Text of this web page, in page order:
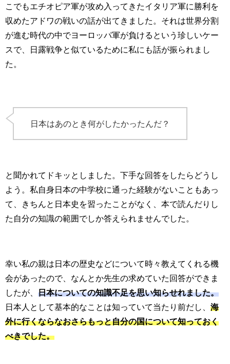
こでもエチオピア軍が攻め入ってきたイタリア軍に勝利を
収めたアドワの戦いの話が出てきました。それは世界分割
が進む時代の中でヨーロッパ軍が負けるという珍しいケー
スで、日露戦争と似ているために私にも話が振られまし
た。
日本はあのとき何がしたかったんだ？
と聞かれてドキッとしました。下手な回答をしたらどうし
よう。私自身日本の中学校に通った経験がないこともあっ
て、きちんと日本史を習ったことがなく、本で読んだりし
た自分の知識の範囲でしか答えられませんでした。
幸い私の親は日本の歴史などについて時々教えてくれる機
会があったので、なんとか先生の求めていた回答ができま
したが、 日本についての知識不足を思い知らせれました。
日本人として基本的なことは知っていて当たり前だし、 海
外に行くならなおさらもっと自分の国について知っておく
べきでした。